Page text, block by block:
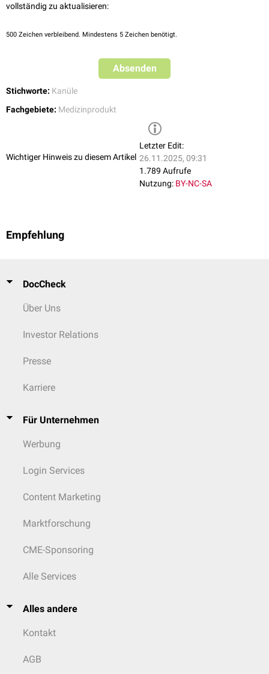
vollständig zu aktualisieren:
500 Zeichen verbleibend. Mindestens 5 Zeichen benötigt.
Absenden
Stichworte: Kanüle
Fachgebiete: Medizinprodukt
Wichtiger Hinweis zu diesem Artikel
Letzter Edit:
26.11.2025, 09:31
1.789 Aufrufe
Nutzung: BY-NC-SA
Empfehlung
DocCheck
Über Uns
Investor Relations
Presse
Karriere
Für Unternehmen
Werbung
Login Services
Content Marketing
Marktforschung
CME-Sponsoring
Alle Services
Alles andere
Kontakt
AGB